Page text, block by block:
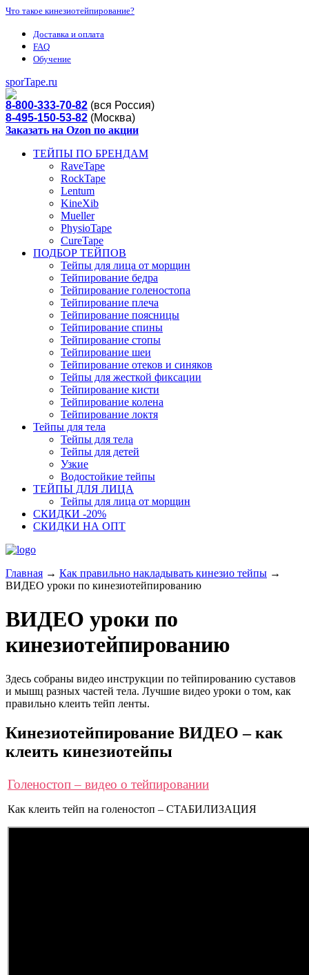
Что такое кинезиотейпирование?
Доставка и оплата
FAQ
Обучение
sporTape.ru
8-800-333-70-82 (вся Россия)
8-495-150-53-82 (Москва)
Заказать на Ozon по акции
ТЕЙПЫ ПО БРЕНДАМ
RaveTape
RockTape
Lentum
KineXib
Mueller
PhysioTape
CureTape
ПОДБОР ТЕЙПОВ
Тейпы для лица от морщин
Тейпирование бедра
Тейпирование голеностопа
Тейпирование плеча
Тейпирование поясницы
Тейпирование спины
Тейпирование стопы
Тейпирование шеи
Тейпирование отеков и синяков
Тейпы для жесткой фиксации
Тейпирование кисти
Тейпирование колена
Тейпирование локтя
Тейпы для тела
Тейпы для тела
Тейпы для детей
Узкие
Водостойкие тейпы
ТЕЙПЫ ДЛЯ ЛИЦА
Тейпы для лица от морщин
СКИДКИ -20%
СКИДКИ НА ОПТ
Главная → Как правильно накладывать кинезио тейпы →
ВИДЕО уроки по кинезиотейпированию
ВИДЕО уроки по
кинезиотейпированию
Здесь собраны видео инструкции по тейпированию суставов
и мышц разных частей тела. Лучшие видео уроки о том, как
правильно клеить тейп ленты.
Кинезиотейпирование ВИДЕО – как
клеить кинезиотейпы
Голеностоп – видео о тейпировании
Как клеить тейп на голеностоп – СТАБИЛИЗАЦИЯ